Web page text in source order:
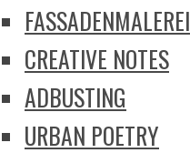
FASSADENMALEREI
CREATIVE NOTES
ADBUSTING
URBAN POETRY